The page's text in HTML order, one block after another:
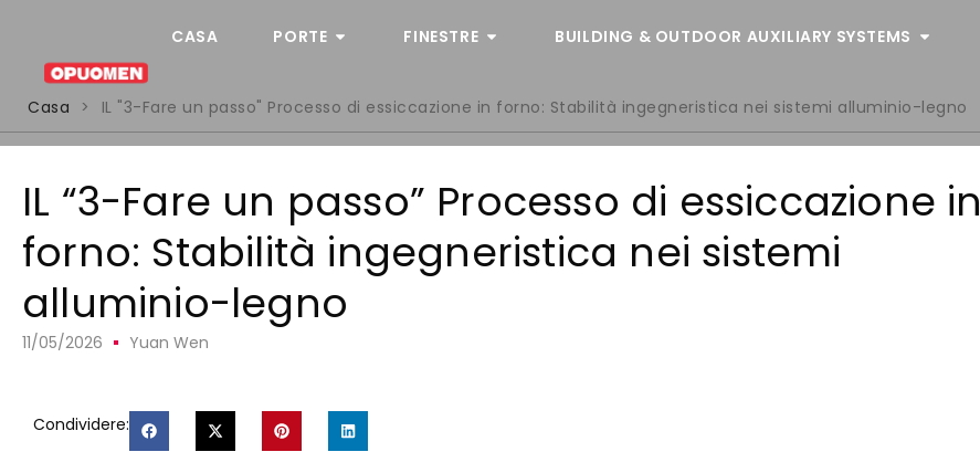
CASA PORTE FINESTRE BUILDING & OUTDOOR AUXILIARY SYSTEMS
Casa
> IL "3-Fare un passo" Processo di essiccazione in forno: Stabilità ingegneristica nei sistemi alluminio-legno
IL “3-Fare un passo” Processo di essiccazione in
forno: Stabilità ingegneristica nei sistemi
alluminio-legno
11/05/2026 Yuan Wen
Condividere: